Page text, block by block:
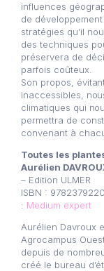
influences
de
stratégies qu’il
des techniques
préservera de
parfois coûteux.
Son propos,
inaccessibles,
climatiques qui
permettra de
convenant à
Toutes les
Aurélien
– Edition ULMER
ISBN :
: Medium expert
Aurélien Davroux
Agrocampus
depuis de
créé le bureau